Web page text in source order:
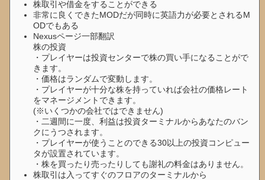
株取引や借金をすることができる
非常に良くできたMODだが同時に英語力が必要とされるM
ODでもある
Nexusページ一部翻訳
株の投資
・プレイヤーは投資センターで株の買い手になることがで
きます。
・価格はランダムで変動します。
・プレイヤーが十分な株を持っていれば会社の価格レート
をマネージメントできます。
(※いくつかの会社ではできません)
・二週間に一度、利益は投資ターミナルからあなたのバン
クにうつされます。
・プレイヤーが使うことのできる30以上の投資コンピュー
タが設置されています。
・株を買ったり売ったりしても謝礼の料金はありません。
株取引は入ってすぐのフロアのターミナルから